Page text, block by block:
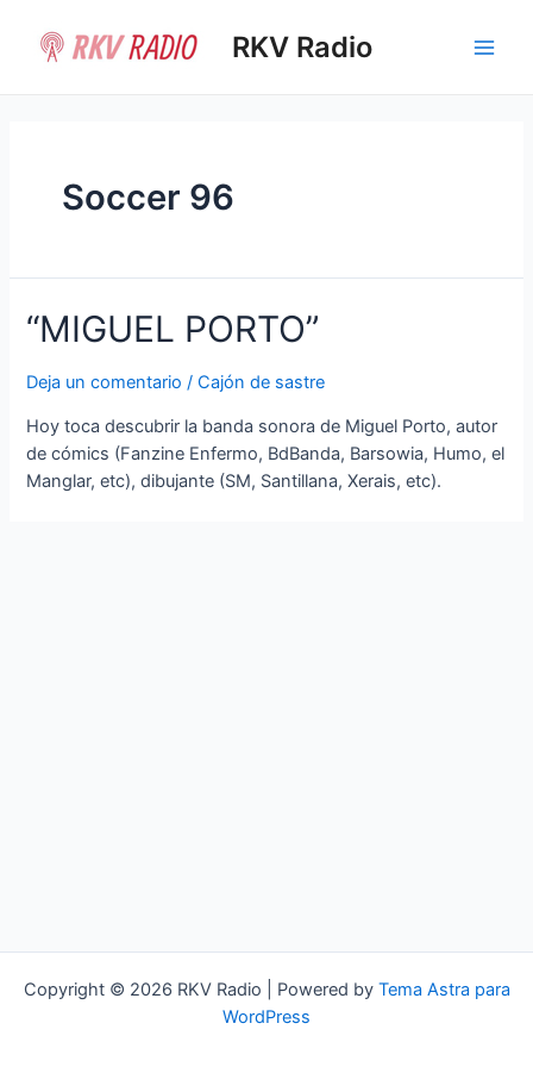
contenido
RKV Radio
Soccer 96
“MIGUEL PORTO”
Deja un comentario /Cajón de sastre
Hoy toca descubrir la banda sonora de Miguel Porto, autor
de cómics (Fanzine Enfermo, BdBanda, Barsowia, Humo, el
Manglar, etc), dibujante (SM, Santillana, Xerais, etc).
Copyright © 2026 RKV Radio | Powered by Tema Astra para
WordPress